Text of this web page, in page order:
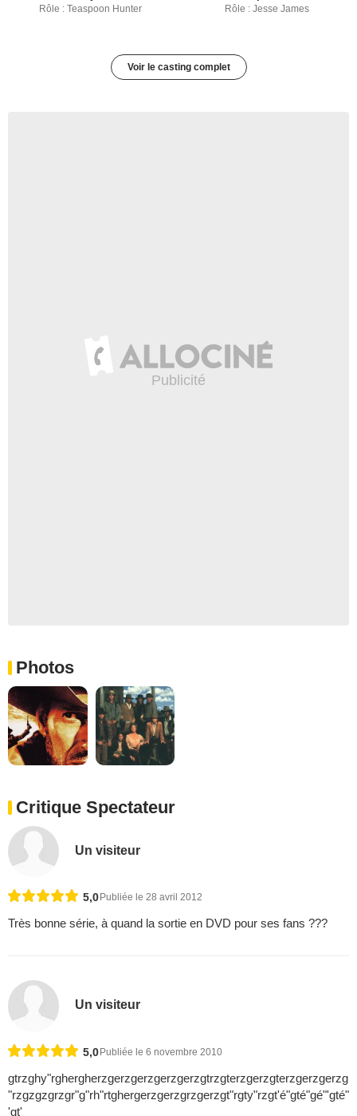
Rôle : Teaspoon Hunter Rôle : Jesse James
Voir le casting complet
Photos
Critique Spectateur
Un visiteur
5,0 Publiée le 28 avril 2012
Très bonne série, à quand la sortie en DVD pour ses fans ???
Un visiteur
5,0Publiée le 6 novembre 2010
gtrzghy"rghergherzgerzgerzgerzgerzgtrzgterzgerzgterzgerzgerzg
"rzgzgzgrzgr"g"rh"rtghergerzgerzgrzgerzgt"rgty"rzgt'é"gté"gé"'gté"
'gt'